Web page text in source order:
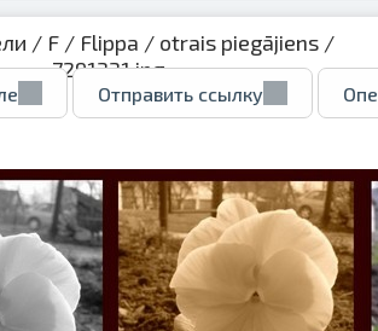
/ F / Flippa / otrais piegājiens /
7291331.jpg
Отправить ссылку